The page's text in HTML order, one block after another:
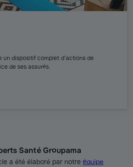
un dispositif complet d’actions de
de ses assurés.
Santé Groupama
a été élaboré par notre équipe